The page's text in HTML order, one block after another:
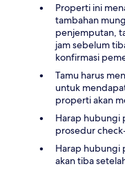
Properti ini
tambahan
penjemputan,
jam sebelum
konfirmasi
Tamu harus
untuk
properti akan
Harap hubungi
prosedur
Harap hubungi
akan tiba